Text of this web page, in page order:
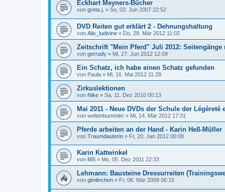
Eckhart Meyners-Bücher
von greta j. » So, 03. Jun 2007 22:52
DVD Reiten gut erklärt 2 - Dehnungshaltung
von Alix_ludivine » Do, 29. Mär 2012 11:02
Zeitschrift "Mein Pferd" Juli 2012: Seitengänge
von gerrudy » Mi, 27. Jun 2012 12:09
Ein Schatz, ich habe einen Schatz gefunden
von Paula » Mi, 16. Mai 2012 11:28
Zirkuslektionen
von Nike » Sa, 11. Dez 2010 00:13
Mai 2011 - Neue DVDs der Schule der Légèreté
von weltenbummler » Mi, 14. Mär 2012 17:31
Pferde arbeiten an der Hand - Karin Heß-Müller
von Traumdauterin » Fr, 20. Jan 2012 00:08
Karin Kattwinkel
von MS » Mo, 05. Dez 2011 22:33
Lehmann: Bausteine Dressurreiten
von gimlinchen » Fr, 06. Mär 2009 06:15